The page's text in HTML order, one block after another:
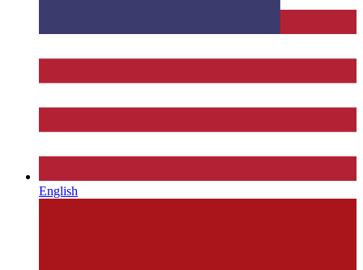
English